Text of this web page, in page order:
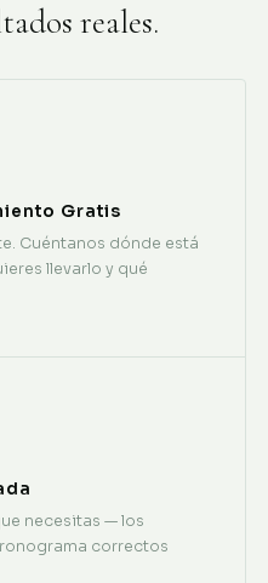
reales.
Gratis
Cuéntanos dónde está
llevarlo y qué
necesitas — los
correctos